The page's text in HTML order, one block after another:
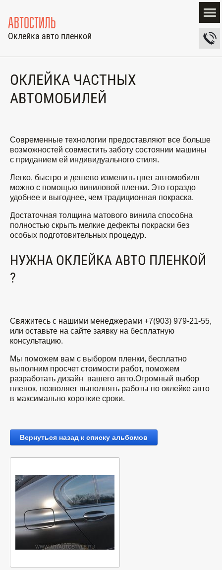
АВТОСТИЛЬ
Оклейка авто пленкой
ОКЛЕЙКА ЧАСТНЫХ
АВТОМОБИЛЕЙ
Современные технологии предоставляют все больше
возможностей совместить заботу состоянии машины
с приданием ей индивидуального стиля.
Легко, быстро и дешево изменить цвет автомобиля
можно с помощью виниловой пленки. Это гораздо
удобнее и выгоднее, чем традиционная покраска.
Достаточная толщина матового винила способна
полностью скрыть мелкие дефекты покраски без
особых подготовительных процедур.
НУЖНА ОКЛЕЙКА АВТО ПЛЕНКОЙ
?
Свяжитесь с нашими менеджерами +7(903) 979-21-55,
или оставьте на сайте заявку на бесплатную
консультацию.
Мы поможем вам с выбором пленки, бесплатно
выполним просчет стоимости работ, поможем
разработать дизайн вашего авто.Огромный выбор
пленок, позволяет выполнять работы по оклейке авто
в максимально короткие сроки.
Вернуться назад к списку альбомов